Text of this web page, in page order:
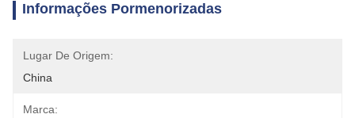
Informações Pormenorizadas
Lugar De Origem:
China
Marca: